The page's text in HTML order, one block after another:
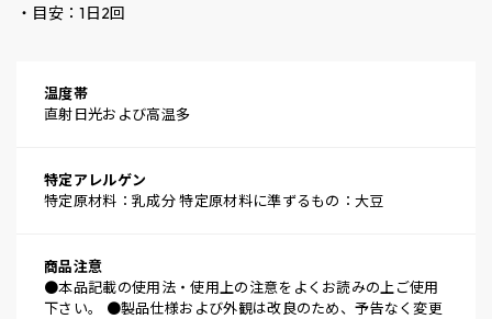
・目安：1日2回
温度帯
直射日光および高温多
特定アレルゲン
特定原材料：乳成分 特定原材料に準ずるもの：大豆
商品注意
●本品記載の使用法・使用上の注意をよくお読みの上ご使用
下さい。 ●製品仕様および外観は改良のため、予告なく変更